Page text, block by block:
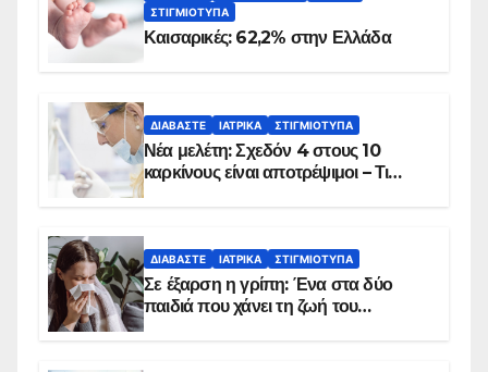
ΣΤΙΓΜΙΌΤΥΠΑ
Καισαρικές: 62,2% στην Ελλάδα
ΔΙΑΒΆΣΤΕ ΙΑΤΡΙΚΆ ΣΤΙΓΜΙΌΤΥΠΑ
Νέα μελέτη: Σχεδόν 4 στους 10
καρκίνους είναι αποτρέψιμοι – Τι
ΔΙΑΒΆΣΤΕ ΙΑΤΡΙΚΆ ΣΤΙΓΜΙΌΤΥΠΑ
Σε έξαρση η γρίπη: Ένα στα δύο
παιδιά που χάνει τη ζωή του